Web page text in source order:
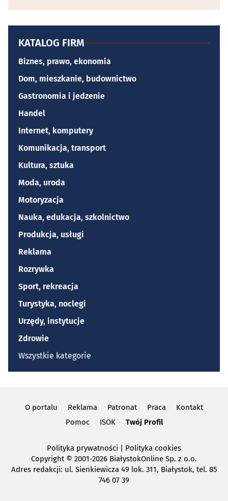
KATALOG FIRM
Biznes, prawo, ekonomia
Dom, mieszkanie, budownictwo
Gastronomia i jedzenie
Handel
Internet, komputery
Komunikacja, transport
Kultura, sztuka
Moda, uroda
Motoryzacja
Nauka, edukacja, szkolnictwo
Produkcja, usługi
Reklama
Rozrywka
Sport, rekreacja
Turystyka, noclegi
Urzędy, instytucje
Zdrowie
Wszystkie kategorie
O portalu Reklama Patronat Praca
Kontakt
Pomoc
ISOK Twój Profil
Polityka prywatności | Polityka cookies
Copyright© 2001-2026 BiałystokOnline Sp. z o.o.
Adres redakcji: ul. Sienkiewicza 49 lok. 311, Białystok, tel. 85
746 07 39